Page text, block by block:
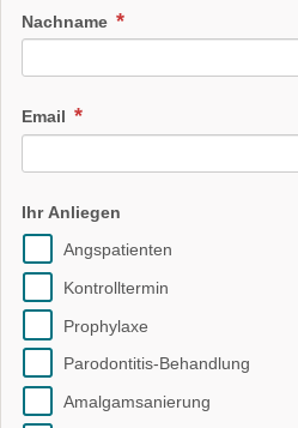
Nachname
Email
Ihr Anliegen
Angspatienten
Kontrolltermin
Prophylaxe
Parodontitis-Behandlung
Amalgamsanierung